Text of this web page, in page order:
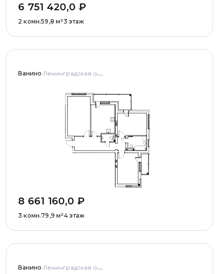
6 751 420,0 ₽
2 комн.59,8 м²3 этаж
Ванино Ленинградская область, Ломоносовский муниципальный район, Низинское сельское поселение, деревня Узигонты, улица Прибалтийская, дома 4, 5 и улица Олимпийская, дом 5
8 661 160,0 ₽
3 комн.79,9 м²4 этаж
Ванино Ленинградская область, Ломоносовский муниципальный район, Низинское сельское поселение, деревня Узигонты, улица Прибалтийская, дома 4, 5 и улица Олимпийская, дом 5